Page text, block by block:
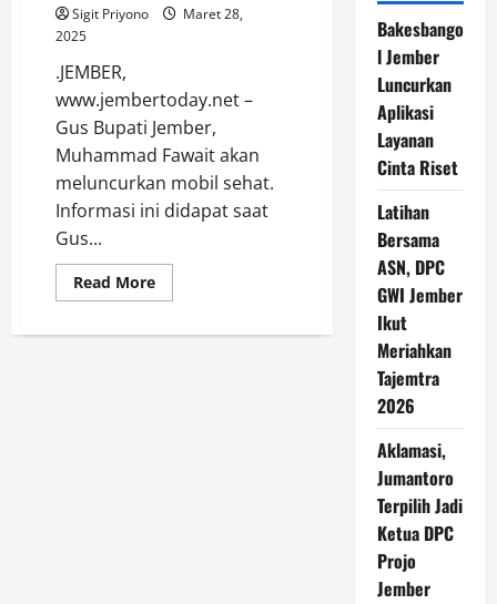
Sigit Priyono
Maret 28,
2025
.JEMBER,
www.jembertoday.net –
Gus Bupati Jember,
Muhammad Fawait akan
meluncurkan mobil sehat.
Informasi ini didapat saat
Gus...
Read MoreRead
more
Bupati
Bakesbango
l Jember
Luncurkan
Aplikasi
Layanan
Cinta Riset
Latihan
Bersama
ASN, DPC
GWI Jember
Ikut
Meriahkan
Tajemtra
2026
Aklamasi,
Jumantoro
Terpilih Jadi
Ketua DPC
Projo
Jember